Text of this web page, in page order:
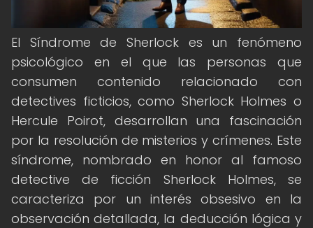
El Síndrome de Sherlock es un fenómeno
psicológico en el que las personas que
consumen contenido relacionado con
detectives ficticios, como Sherlock Holmes o
Hercule Poirot, desarrollan una fascinación
por la resolución de misterios y crímenes. Este
síndrome, nombrado en honor al famoso
detective de ficción Sherlock Holmes, se
caracteriza por un interés obsesivo en la
observación detallada, la deducción lógica y